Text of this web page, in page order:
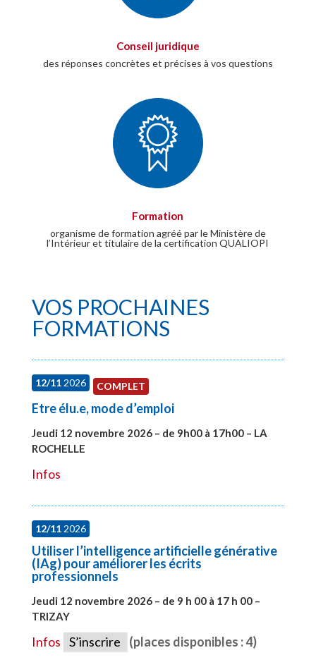
Conseil juridique
des réponses concrètes et précises à vos questions
Formation
organisme de formation agréé par le Ministère de
l’Intérieur et titulaire de la certification QUALIOPI
VOS PROCHAINES
FORMATIONS
12/112026 COMPLET
Etre élu.e, mode d’emploi
Jeudi 12 novembre 2026 – de 9h00 à 17h00 – LA
ROCHELLE
Infos
12/112026
Utiliser l’intelligence artificielle générative
(IAg) pour améliorer les écrits
professionnels
Jeudi 12 novembre 2026 – de 9 h 00 à 17 h 00 –
TRIZAY
Infos S’inscrire (places disponibles : 4)